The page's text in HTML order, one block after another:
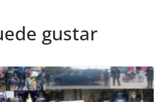
gustar